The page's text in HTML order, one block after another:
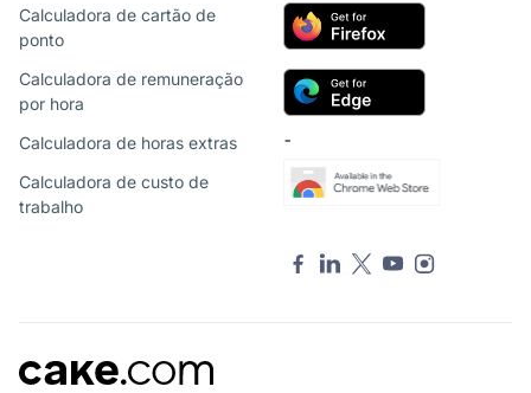
Calculadora de cartão de
ponto
Calculadora de remuneração
por hora
Calculadora de horas extras
Calculadora de custo de
trabalho
¯